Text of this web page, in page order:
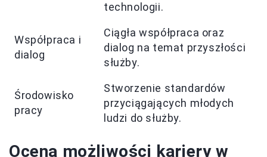
technologii.
Współpraca i
dialog
Ciągła współpraca oraz
dialog na temat przyszłości
służby.
Środowisko
pracy
Stworzenie standardów
przyciągających młodych
ludzi do służby.
Ocena możliwości kariery w